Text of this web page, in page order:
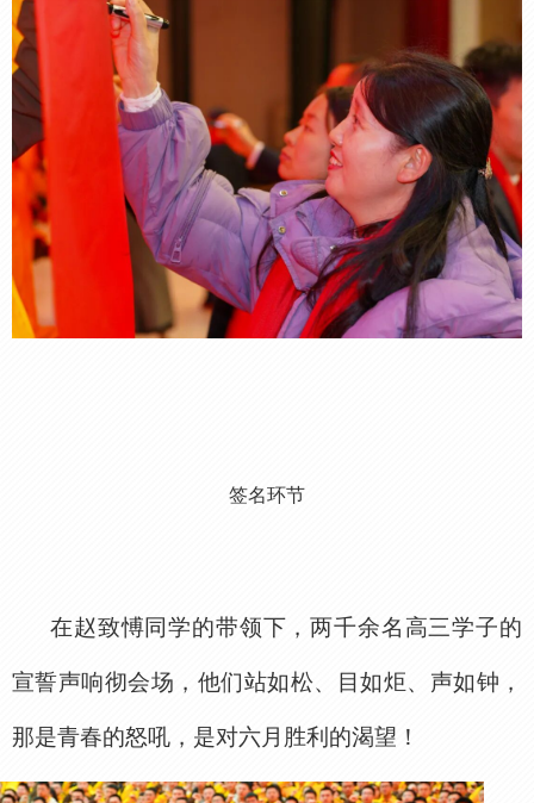
签名环节
在赵致愽同学的带领下，两千余名高三学子的
宣誓声响彻会场，他们站如松、目如炬、声如钟，
那是青春的怒吼，是对六月胜利的渴望！